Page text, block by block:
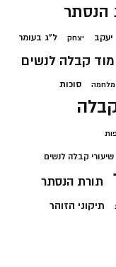
הנסתר
יעקב יצחק ל"ג בעומר
קבלה לנשים
מלחמה סוכות
שיעורי קבלה לנשים
תורת הנסתר
תיקוני הזוהר